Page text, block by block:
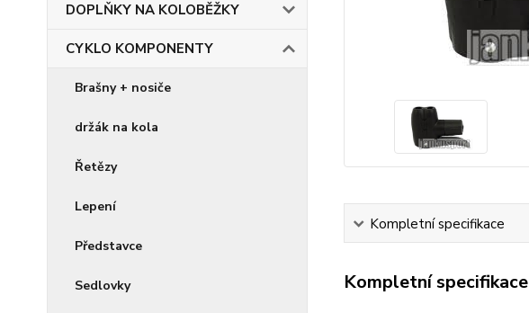
DOPLŇKY NA KOLOBĚŽKY
CYKLO KOMPONENTY
Brašny + nosiče
držák na kola
Řetězy
Lepení
Představce
Sedlovky
Kompletní specifikace
Kompletní specifikace